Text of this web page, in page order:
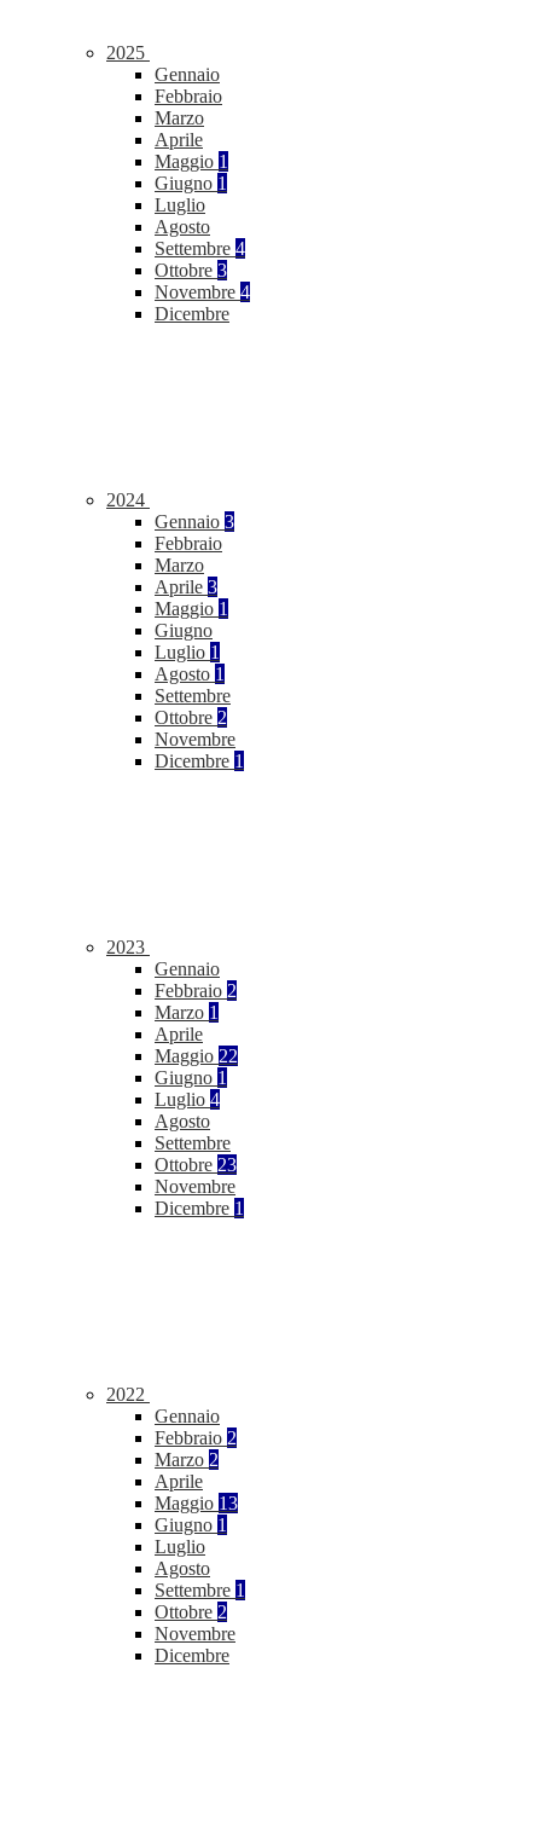
2025
Gennaio
Febbraio
Marzo
Aprile
Maggio 1
Giugno 1
Luglio
Agosto
Settembre 4
Ottobre 3
Novembre 4
Dicembre
2024
Gennaio 3
Febbraio
Marzo
Aprile 3
Maggio 1
Giugno
Luglio 1
Agosto 1
Settembre
Ottobre 2
Novembre
Dicembre 1
2023
Gennaio
Febbraio 2
Marzo 1
Aprile
Maggio 22
Giugno 1
Luglio 4
Agosto
Settembre
Ottobre 23
Novembre
Dicembre 1
2022
Gennaio
Febbraio 2
Marzo 2
Aprile
Maggio 13
Giugno 1
Luglio
Agosto
Settembre 1
Ottobre 2
Novembre
Dicembre